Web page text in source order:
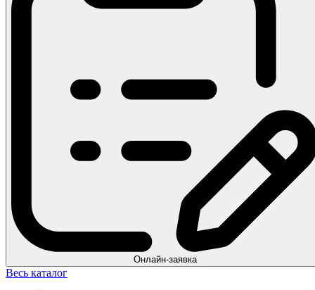
Онлайн-заявка
Весь каталог